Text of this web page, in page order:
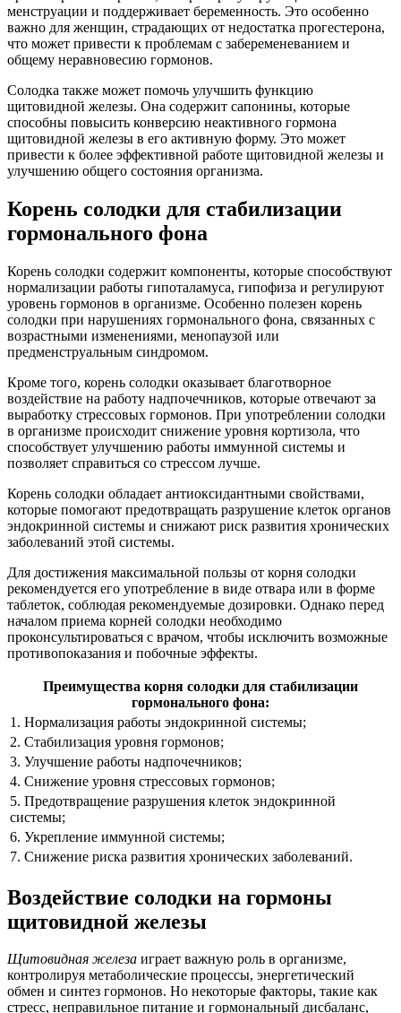
менструации и поддерживает беременность. Это особенно
важно для женщин, страдающих от недостатка прогестерона,
что может привести к проблемам с забеременеванием и
общему неравновесию гормонов.
Солодка также может помочь улучшить функцию
щитовидной железы. Она содержит сапонины, которые
способны повысить конверсию неактивного гормона
щитовидной железы в его активную форму. Это может
привести к более эффективной работе щитовидной железы и
улучшению общего состояния организма.
Корень солодки для стабилизации
гормонального фона
Корень солодки содержит компоненты, которые способствуют
нормализации работы гипоталамуса, гипофиза и регулируют
уровень гормонов в организме. Особенно полезен корень
солодки при нарушениях гормонального фона, связанных с
возрастными изменениями, менопаузой или
предменструальным синдромом.
Кроме того, корень солодки оказывает благотворное
воздействие на работу надпочечников, которые отвечают за
выработку стрессовых гормонов. При употреблении солодки
в организме происходит снижение уровня кортизола, что
способствует улучшению работы иммунной системы и
позволяет справиться со стрессом лучше.
Корень солодки обладает антиоксидантными свойствами,
которые помогают предотвращать разрушение клеток органов
эндокринной системы и снижают риск развития хронических
заболеваний этой системы.
Для достижения максимальной пользы от корня солодки
рекомендуется его употребление в виде отвара или в форме
таблеток, соблюдая рекомендуемые дозировки. Однако перед
началом приема корней солодки необходимо
проконсультироваться с врачом, чтобы исключить возможные
противопоказания и побочные эффекты.
Преимущества корня солодки для стабилизации
гормонального фона:
1. Нормализация работы эндокринной системы;
2. Стабилизация уровня гормонов;
3. Улучшение работы надпочечников;
4. Снижение уровня стрессовых гормонов;
5. Предотвращение разрушения клеток эндокринной
системы;
6. Укрепление иммунной системы;
7. Снижение риска развития хронических заболеваний.
Воздействие солодки на гормоны
щитовидной железы
Щитовидная железа играет важную роль в организме,
контролируя метаболические процессы, энергетический
обмен и синтез гормонов. Но некоторые факторы, такие как
стресс, неправильное питание и гормональный дисбаланс,